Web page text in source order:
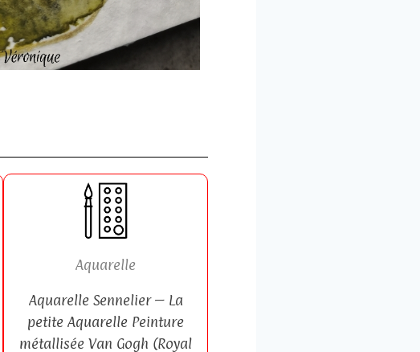
Aquarelle
Aquarelle Sennelier – La
petite Aquarelle Peinture
métallisée Van Gogh (Royal